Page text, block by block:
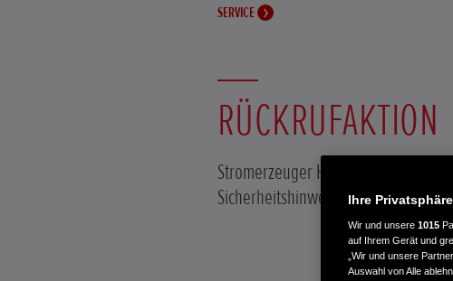
SERVICE
RÜCKRUFAKTION
Stromerzeuger Honda EU22i –
Sicherheitshinweise
Ihre
Wir und unsere 1015
auf Ihrem Gerät und
„Wir und unsere
Auswahl von Alle